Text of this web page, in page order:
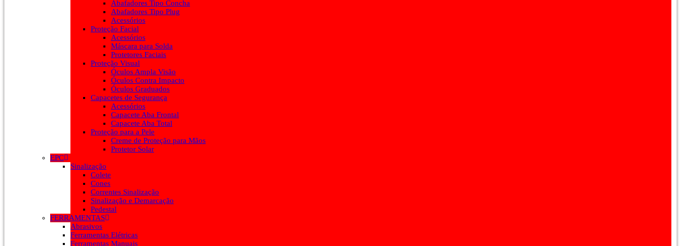
Abafadores Tipo Concha
Abafadores Tipo Plug
Acessórios
Proteção Facial
Acessórios
Máscara para Solda
Protetores Faciais
Proteção Visual
Óculos Ampla Visão
Óculos Contra Impacto
Óculos Graduados
Capacetes de Segurança
Acessórios
Capacete Aba Frontal
Capacete Aba Total
Proteção para a Pele
Creme de Proteção para Mãos
Protetor Solar
EPC
Sinalização
Colete
Cones
Correntes Sinalização
Sinalização e Demarcação
Pedestal
FERRAMENTAS
Abrasivos
Ferramentas Elétricas
Ferramentas Manuais